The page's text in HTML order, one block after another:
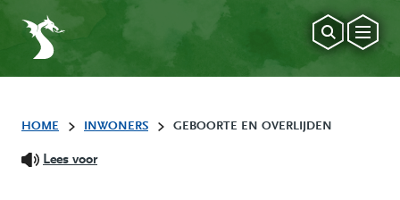
HOME INWONERS GEBOORTE EN OVERLIJDEN
Lees voor